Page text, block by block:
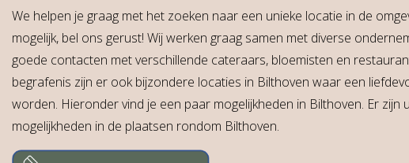
We helpen je graag met het zoeken naar een unieke locatie in de
mogelijk, bel ons gerust! Wij werken graag samen met diverse
goede contacten met verschillende cateraars, bloemisten en
begrafenis zijn er ook bijzondere locaties in Bilthoven waar een
worden. Hieronder vind je een paar mogelijkheden in Bilthoven. Er zijn
mogelijkheden in de plaatsen rondom Bilthoven.